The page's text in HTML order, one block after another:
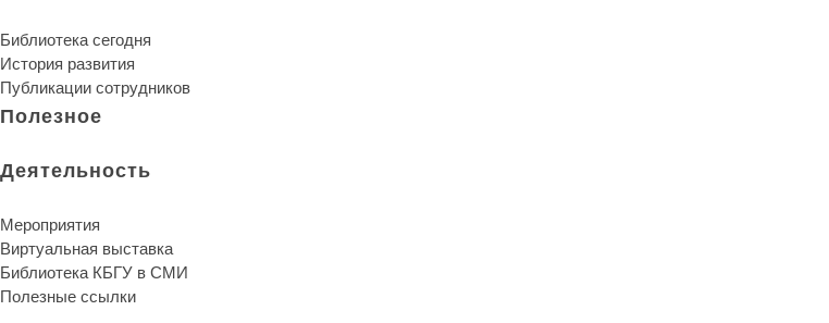
Библиотека сегодня
История развития
Публикации сотрудников
Полезное
Деятельность
Мероприятия
Виртуальная выставка
Библиотека КБГУ в СМИ
Полезные ссылки